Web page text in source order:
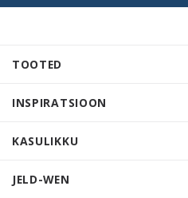
TOOTED
INSPIRATSIOON
KASULIKKU
JELD-WEN